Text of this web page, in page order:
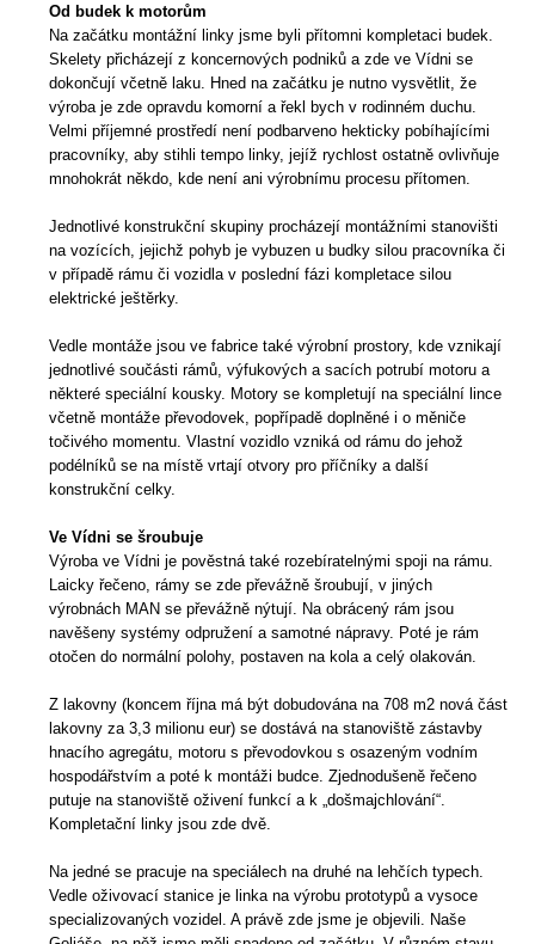
Od budek k motorům
Na začátku montážní linky jsme byli přítomni kompletaci budek.
Skelety přicházejí z koncernových podniků a zde ve Vídni se
dokončují včetně laku. Hned na začátku je nutno vysvětlit, že
výroba je zde opravdu komorní a řekl bych v rodinném duchu.
Velmi příjemné prostředí není podbarveno hekticky pobíhajícími
pracovníky, aby stihli tempo linky, jejíž rychlost ostatně ovlivňuje
mnohokrát někdo, kde není ani výrobnímu procesu přítomen.
Jednotlivé konstrukční skupiny procházejí montážními stanovišti
na vozících, jejichž pohyb je vybuzen u budky silou pracovníka či
v případě rámu či vozidla v poslední fázi kompletace silou
elektrické ještěrky.
Vedle montáže jsou ve fabrice také výrobní prostory, kde vznikají
jednotlivé součásti rámů, výfukových a sacích potrubí motoru a
některé speciální kousky. Motory se kompletují na speciální lince
včetně montáže převodovek, popřípadě doplněné i o měniče
točivého momentu. Vlastní vozidlo vzniká od rámu do jehož
podélníků se na místě vrtají otvory pro příčníky a další
konstrukční celky.
Ve Vídni se šroubuje
Výroba ve Vídni je pověstná také rozebíratelnými spoji na rámu.
Laicky řečeno, rámy se zde převážně šroubují, v jiných
výrobnách MAN se převážně nýtují. Na obrácený rám jsou
navěšeny systémy odpružení a samotné nápravy. Poté je rám
otočen do normální polohy, postaven na kola a celý olakován.
Z lakovny (koncem října má být dobudována na 708 m2 nová část
lakovny za 3,3 milionu eur) se dostává na stanoviště zástavby
hnacího agregátu, motoru s převodovkou s osazeným vodním
hospodářstvím a poté k montáži budce. Zjednodušeně řečeno
putuje na stanoviště oživení funkcí a k „došmajchlování“.
Kompletační linky jsou zde dvě.
Na jedné se pracuje na speciálech na druhé na lehčích typech.
Vedle oživovací stanice je linka na výrobu prototypů a vysoce
specializovaných vozidel. A právě zde jsme je objevili. Naše